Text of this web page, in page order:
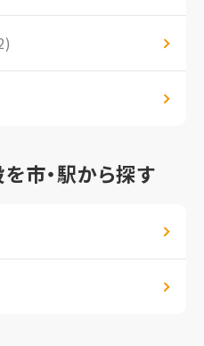
市・駅から探す